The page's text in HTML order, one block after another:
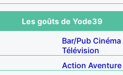
Les goûts de Yode39
Bar/Pub Cinéma
Télévision
Action Aventure